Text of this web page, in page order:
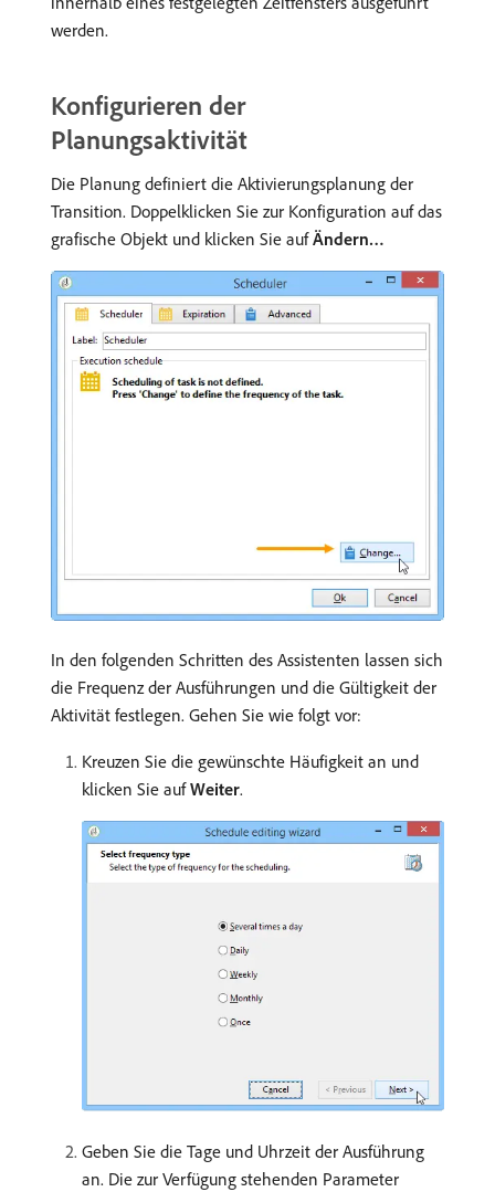
werden.
Konfigurieren der
Planungsaktivität
Die Planung definiert die Aktivierungsplanung der
Transition. Doppelklicken Sie zur Konfiguration auf das
grafische Objekt und klicken Sie aufÄndern…
In den folgenden Schritten des Assistenten lassen sich
die Frequenz der Ausführungen und die Gültigkeit der
Aktivität festlegen. Gehen Sie wie folgt vor:
Kreuzen Sie die gewünschte Häufigkeit an und
klicken Sie aufWeiter.
Geben Sie die Tage und Uhrzeit der Ausführung
an. Die zur Verfügung stehenden Parameter